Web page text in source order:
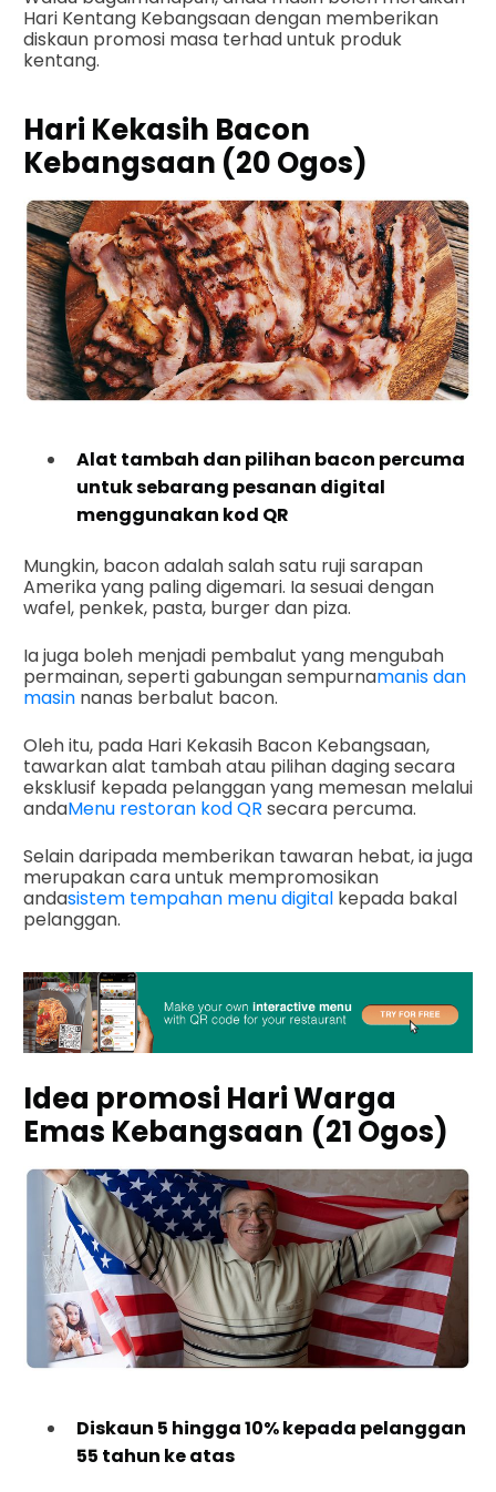
Hari Kentang Kebangsaan dengan memberikan
diskaun promosi masa terhad untuk produk
kentang.
Hari Kekasih Bacon
Kebangsaan (20 Ogos)
Alat tambah dan pilihan bacon percuma
untuk sebarang pesanan digital
menggunakan kod QR
Mungkin, bacon adalah salah satu ruji sarapan
Amerika yang paling digemari. Ia sesuai dengan
wafel, penkek, pasta, burger dan piza.
Ia juga boleh menjadi pembalut yang mengubah
permainan, seperti gabungan sempurnamanis dan
masin nanas berbalut bacon.
Oleh itu, pada Hari Kekasih Bacon Kebangsaan,
tawarkan alat tambah atau pilihan daging secara
eksklusif kepada pelanggan yang memesan melalui
andaMenu restoran kod QR secara percuma.
Selain daripada memberikan tawaran hebat, ia juga
merupakan cara untuk mempromosikan
andasistem tempahan menu digital kepada bakal
pelanggan.
Idea promosi Hari Warga
Emas Kebangsaan (21 Ogos)
Diskaun 5 hingga 10% kepada pelanggan
55 tahun ke atas